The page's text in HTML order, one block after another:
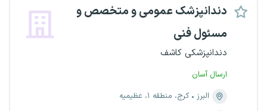
دندانپزشک عمومی و‌ متخصص و‌
مسئول فنی
دندانپزشکی کاشف
ارسال آسان
البرز
کرج، منطقه ۱، عظیمیه